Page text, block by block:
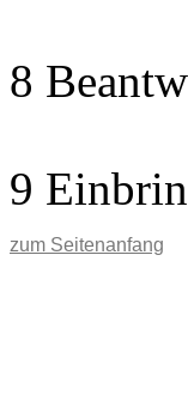
8
9
zum Seitenanfang